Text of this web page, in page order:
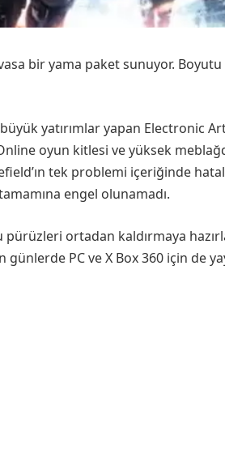
bir yama paket sunuyor. Boyutu
büyük yatırımlar yapan Electronic
oyun kitlesi ve yüksek
tek problemi içeriğinde
engel olunamadı.
ortadan kaldırmaya
PC ve X Box 360 için de